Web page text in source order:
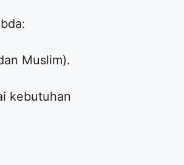
Muslim).
kebutuhan